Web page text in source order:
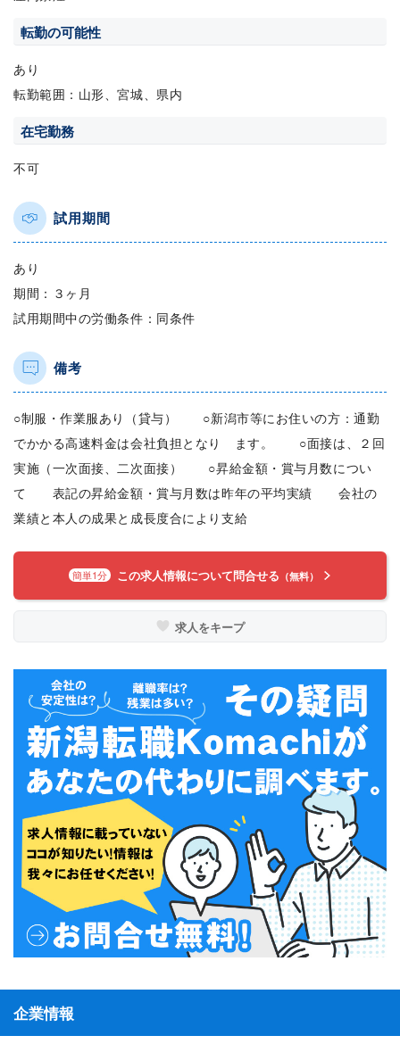
転勤の可能性
あり
転勤範囲：山形、宮城、県内
在宅勤務
不可
試用期間
あり
期間：３ヶ月
試用期間中の労働条件：同条件
備考
○制服・作業服あり（貸与） ○新潟市等にお住いの方：通勤
でかかる高速料金は会社負担となり ます。 ○面接は、２回
実施（一次面接、二次面接） ○昇給金額・賞与月数につい
て 表記の昇給金額・賞与月数は昨年の平均実績 会社の
業績と本人の成果と成長度合により支給
簡単1分 この求人情報について問合せる （無料）
求人をキープ
企業情報